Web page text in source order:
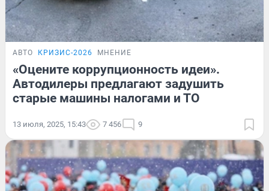
АВТО КРИЗИС-2026 МНЕНИЕ
«Оцените коррупционность идеи».
Автодилеры предлагают задушить
старые машины налогами и ТО
13 июля, 2025, 15:43 7 456 9